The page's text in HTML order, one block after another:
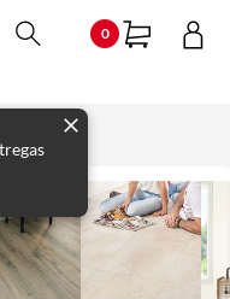
0